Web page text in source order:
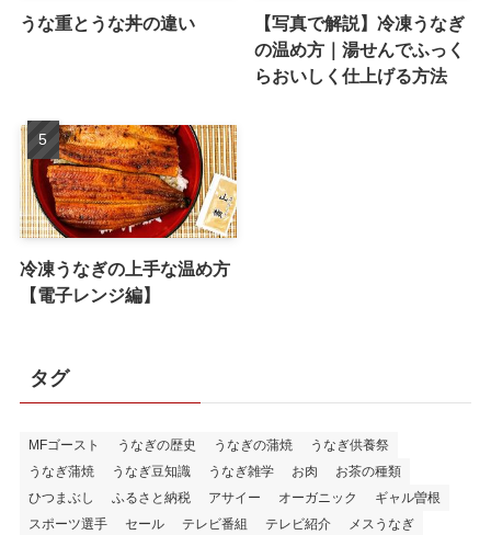
うな重とうな丼の違い
【写真で解説】冷凍うなぎ
の温め方｜湯せんでふっく
らおいしく仕上げる方法
冷凍うなぎの上手な温め方
【電子レンジ編】
タグ
MFゴースト うなぎの歴史 うなぎの蒲焼
うなぎ供養祭
うなぎ蒲焼
うなぎ豆知識 うなぎ雑学 お肉
お茶の種類
ひつまぶし
ふるさと納税 アサイー オーガニック
ギャル曽根
スポーツ選手
セール テレビ番組 テレビ紹介 メスうなぎ